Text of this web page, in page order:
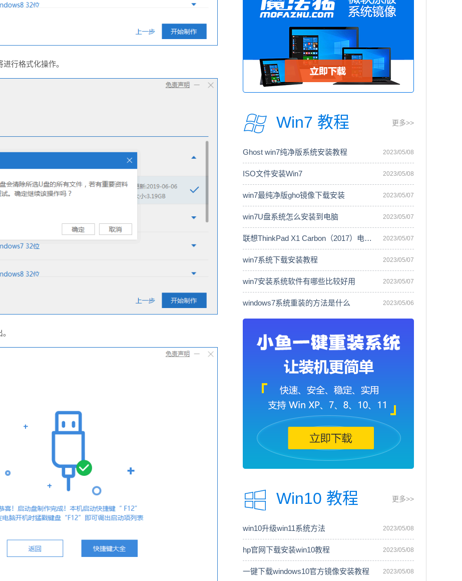
行格式化操作。
Win7 教程 更多>>
Ghost win7纯净版系统安装教程 2023/05/08
ISO文件安装Win7 2023/05/08
win7最纯净版gho镜像下载安装 2023/05/07
win7U盘系统怎么安装到电脑 2023/05/07
联想ThinkPad X1 Carbon（2017）电脑安 2023/05/07
win7系统下载安装教程 2023/05/07
win7安装系统软件有哪些比较好用 2023/05/07
windows7系统重装的方法是什么 2023/05/06
Win10 教程 更多>>
win10升级win11系统方法 2023/05/08
hp官网下载安装win10教程 2023/05/08
一键下载windows10官方镜像安装教程 2023/05/08